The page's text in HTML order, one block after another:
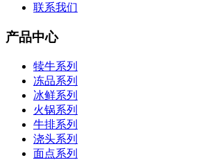
联系我们
产品中心
犊牛系列
冻品系列
冰鲜系列
火锅系列
牛排系列
浇头系列
面点系列